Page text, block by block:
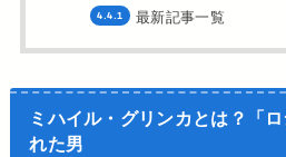
最新記事一覧
ミハイル・グリンカとは？「
れた男